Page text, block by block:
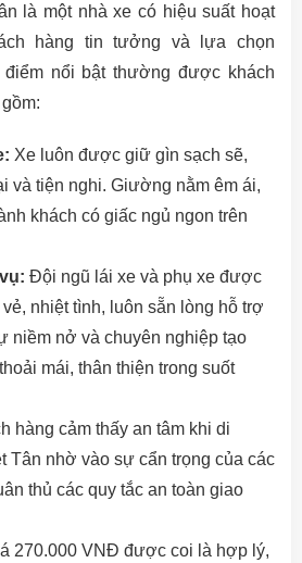
là một nhà xe có hiệu suất hoạt
hàng tin tưởng và lựa chọn
nổi bật thường được khách
Xe luôn được giữ gìn sạch sẽ,
và tiện nghi. Giường nằm êm ái,
khách có giấc ngủ ngon trên
Đội ngũ lái xe và phụ xe được
nhiệt tình, luôn sẵn lòng hỗ trợ
niềm nở và chuyên nghiệp tạo
mái, thân thiện trong suốt
hàng cảm thấy an tâm khi di
Tân nhờ vào sự cẩn trọng của các
thủ các quy tắc an toàn giao
270.000 VNĐ được coi là hợp lý,